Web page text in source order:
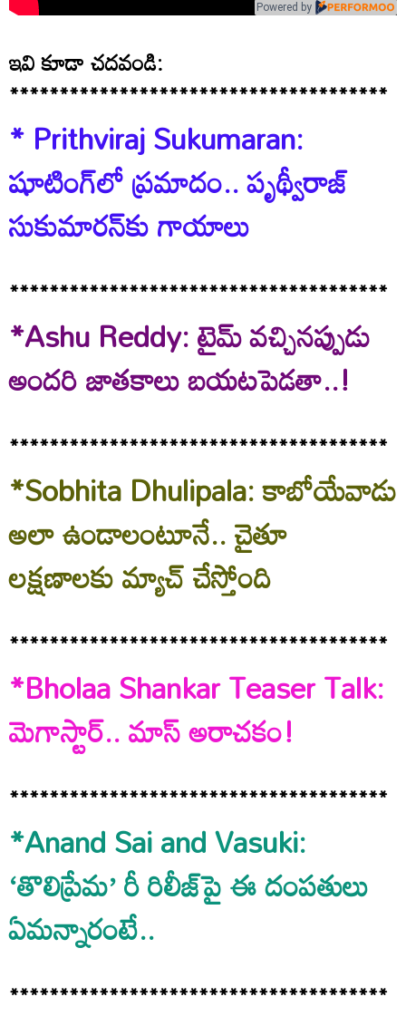
Powered by
ఇవి కూడా చదవండి:
**************************************
* Prithviraj Sukumaran:
షూటింగ్‌లో ప్రమాదం.. పృథ్వీరాజ్
సుకుమారన్‌కు గాయాలు
**************************************
*Ashu Reddy: టైమ్ వచ్చినప్పుడు
అందరి జాతకాలు బయటపెడతా..!
**************************************
*Sobhita Dhulipala: కాబోయేవాడు
అలా ఉండాలంటూనే.. చైతూ
లక్షణాలకు మ్యాచ్ చేస్తోంది
**************************************
*Bholaa Shankar Teaser Talk:
మెగాస్టార్‌.. మాస్ అరాచకం!
**************************************
*Anand Sai and Vasuki:
‘తొలిప్రేమ’ రీ రిలీజ్‌పై ఈ దంపతులు
ఏమన్నారంటే..
**************************************